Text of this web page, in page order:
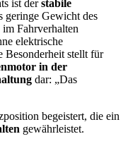
ist derstabile
geringe Gewicht des
Fahrverhalten
elektrische
Besonderheit stellt für
in der
dar: „Das
begeistert, die ein
gewährleistet.